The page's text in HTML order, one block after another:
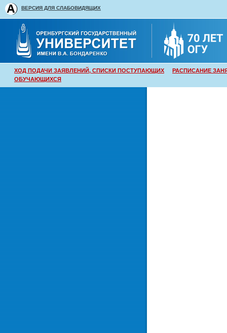
ВЕРСИЯ ДЛЯ СЛАБОВИДЯЩИХ
ХОД ПОДАЧИ ЗАЯВЛЕНИЙ, СПИСКИ ПОСТУПАЮЩИХ
РАСПИСАНИЕ
ОБУЧАЮЩИХСЯ